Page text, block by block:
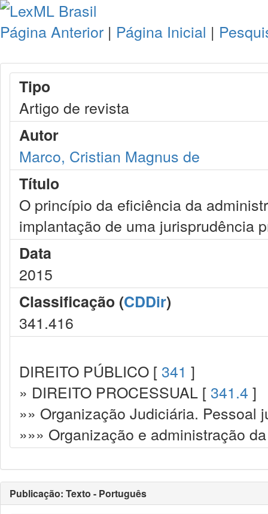
Página Anterior | Página Inicial |
Tipo
Artigo de revista
Autor
Marco, Cristian Magnus de
Título
O princípio da eficiência da
implantação de uma jurisprudência
Data
2015
Classificação (CDDir)
341.416
DIREITO PÚBLICO [ 341 ]
» DIREITO PROCESSUAL [ 341.4 ]
»» Organização Judiciária. Pessoal
»»» Organização e administração
Publicação: Texto - Português